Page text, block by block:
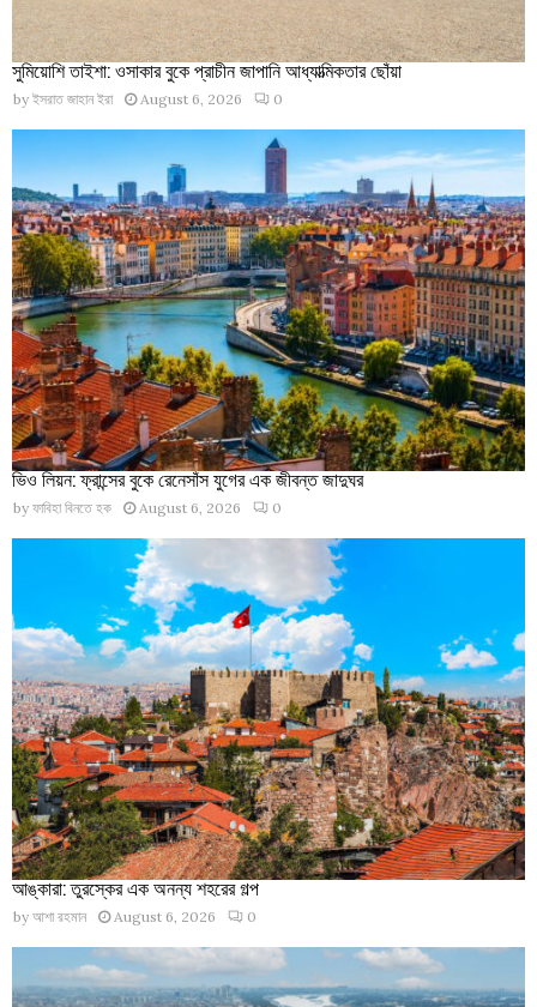
সুমিয়োশি তাইশা: ওসাকার বুকে প্রাচীন জাপানি আধ্যাত্মিকতার ছোঁয়া
by ইসরাত জাহান ইরা August 6, 2026 0
ভিও লিয়ন: ফ্রান্সের বুকে রেনেসাঁস যুগের এক জীবন্ত জাদুঘর
by ফাবিহা বিনতে হক August 6, 2026 0
আঙ্কারা: তুরস্কের এক অনন্য শহরের গল্প
by আশা রহমান August 6, 2026 0